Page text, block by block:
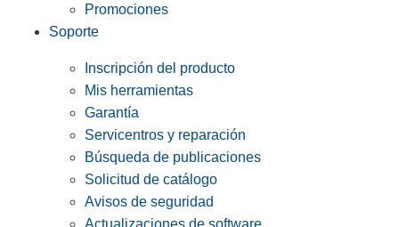
Promociones
Soporte
Inscripción del producto
Mis herramientas
Garantía
Servicentros y reparación
Búsqueda de publicaciones
Solicitud de catálogo
Avisos de seguridad